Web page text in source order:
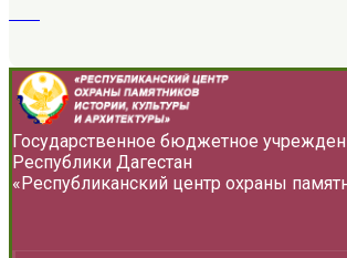
Государственное бюджетное
Республики Дагестан
«Республиканский центр охраны